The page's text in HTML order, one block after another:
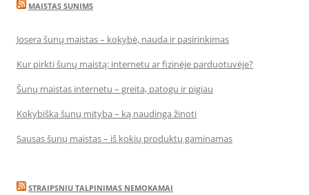
MAISTAS SUNIMS
Josera šunų maistas – kokybė, nauda ir pasirinkimas
Kur pirkti šunų maistą: internetu ar fizinėje parduotuvėje?
Šunų maistas internetu – greita, patogu ir pigiau
Kokybiška šunų mityba – ką naudinga žinoti
Sausas šunų maistas – iš kokių produktų gaminamas
STRAIPSNIU TALPINIMAS NEMOKAMAI